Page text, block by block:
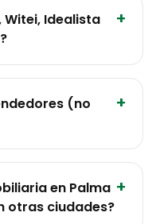
Witei, Idealista
+
(no
+
en Palma
otras ciudades?
+